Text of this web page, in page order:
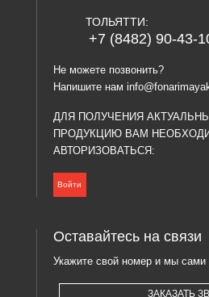
ТОЛЬЯТТИ:
+7 (8482) 90-43-
Не можете позвонить?
Напишите нам
ДЛЯ ПОЛУЧЕНИЯ
ПРОДУКЦИЮ ВАМ
АВТОРИЗОВАТЬСЯ:
Войти
Оставайтесь на связи
Укажите свой номер и мы
ЗАКАЗАТЬ